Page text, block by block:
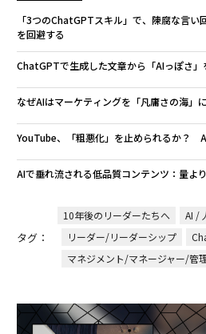
「3つのChatGPTスキル」で、陳腐な言い
を回避する
ChatGPTで生成した文章から「AIっぽさ」
なぜAIはマーケティングを「凡庸さの海」
YouTube、「粗悪化」を止められるか？
AIで垂れ流される低品質コンテンツ：量よ
タグ：
10年後のリーダーたちへ
AI /
リーダー/リーダーシップ
マネジメント/マネージャー/管